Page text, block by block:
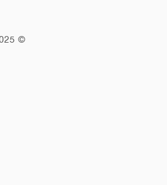
© 2025 - جميع الحقوق محفوظة